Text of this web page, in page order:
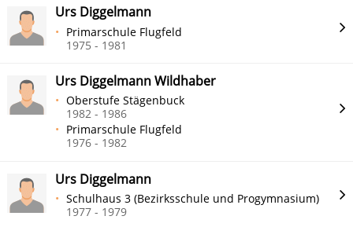
Urs Diggelmann
Primarschule Flugfeld
1975 - 1981
Urs Diggelmann Wildhaber
Oberstufe Stägenbuck
1982 - 1986
Primarschule Flugfeld
1976 - 1982
Urs Diggelmann
Schulhaus 3 (Bezirksschule und Progymnasium)
1977 - 1979